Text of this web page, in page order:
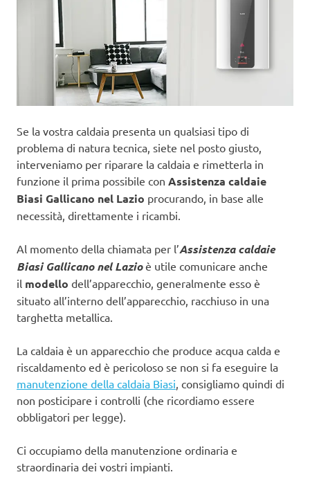
Se la vostra caldaia presenta un qualsiasi tipo di
problema di natura tecnica, siete nel posto giusto,
interveniamo per riparare la caldaia e rimetterla in
funzione il prima possibile con Assistenza caldaie
Biasi Gallicano nel Lazio procurando, in base alle
necessità, direttamente i ricambi.
Al momento della chiamata per l’Assistenza caldaie
Biasi Gallicano nel Lazioè utile comunicare anche
il modello dell’apparecchio, generalmente esso è
situato all’interno dell’apparecchio, racchiuso in una
targhetta metallica.
La caldaia è un apparecchio che produce acqua calda e
riscaldamento ed è pericoloso se non si fa eseguire la
manutenzione della caldaia Biasi , consigliamo quindi di
non posticipare i controlli (che ricordiamo essere
obbligatori per legge).
Ci occupiamo della manutenzione ordinaria e
straordinaria dei vostri impianti.